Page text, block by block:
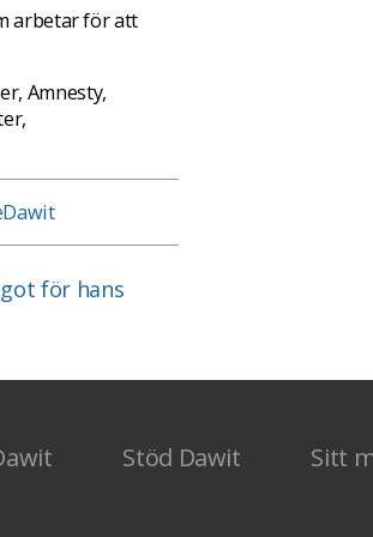
arbetar för att
Amnesty,
för hans
Stöd Dawit Sitt